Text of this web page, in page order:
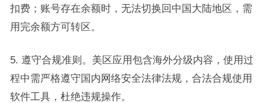
扣费；账号存在余额时，无法切换回中国大陆地区，需
用完余额方可转区。
5. 遵守合规准则。美区应用包含海外分级内容，使用过
程中需严格遵守国内网络安全法律法规，合法合规使用
软件工具，杜绝违规操作。